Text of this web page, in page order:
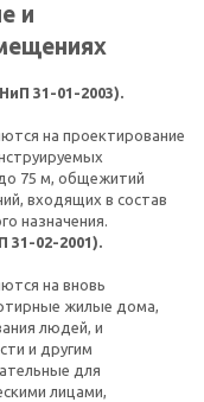
и
31-01-2003).
на проектирование
75 м, общежитий
входящих в состав
назначения.
02-2001).
на вновь
жилые дома,
людей, и
и другим
для
лицами,